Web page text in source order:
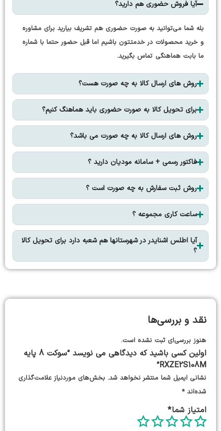
آیا فروش حضوری هم دارید؟
بله شما می‌توانید به صورت حضوری هم تشریف بیارید برای مشاوره
و خرید محصولات در خدمتتون باشیم اما قبل حضور حتما با شماره
ما بابت هماهنگی تماس بگیرید.
روش های ارسال کالا به چه صورت هست؟
برای تحویل کالا به صورت حضوری باید هماهنگ کنیم؟
روش های ارسال کالا به چه صورت می باشد؟
فاکتور رسمی + سامانه مودیان دارید ؟
روش ثبت سفارش به چه صورت است ؟
ساعت کاری مجموعه ؟
آیا اطلس اشنایدر در شهرستانها هم شعبه دارد برای تحویل کالا
؟
نقد و بررسی‌ها
هنوز بررسی‌ای ثبت نشده است.
اولین کسی باشید که دیدگاهی می نویسد “سوکت 8 پایه
RXZE2S108M”
نشانی ایمیل شما منتشر نخواهد شد. بخش‌های موردنیاز علامت‌گذاری
شده‌اند*
امتیاز شما*